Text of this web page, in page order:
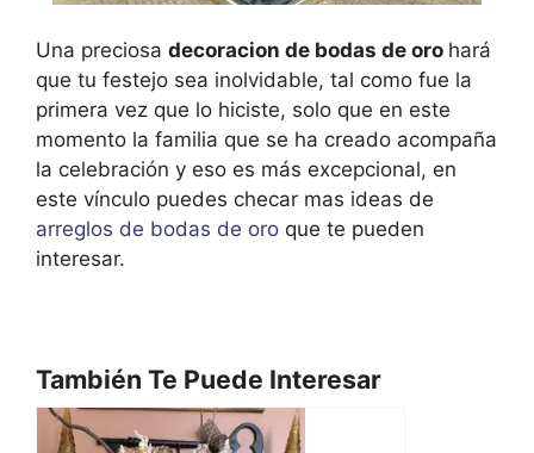
Una preciosa decoracion de bodas de oro hará
que tu festejo sea inolvidable, tal como fue la
primera vez que lo hiciste, solo que en este
momento la familia que se ha creado acompaña
la celebración y eso es más excepcional, en
este vínculo puedes checar mas ideas de
arreglos de bodas de oro que te pueden
interesar.
También Te Puede Interesar